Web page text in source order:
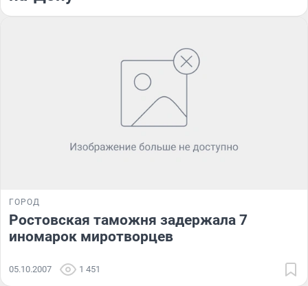
ГОРОД
Ростовская таможня задержала 7
иномарок миротворцев
05.10.2007 1 451